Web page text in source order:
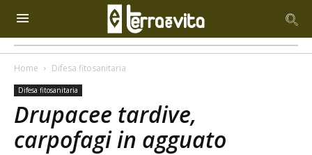
Home Difesa fitosanitaria
Difesa fitosanitaria
Drupacee tardive,
carpofagi in agguato